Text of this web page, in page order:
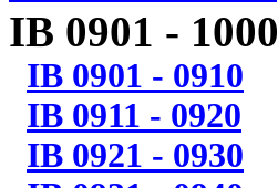
IB 0901 - 1000
IB 0901 - 0910
IB 0911 - 0920
IB 0921 - 0930